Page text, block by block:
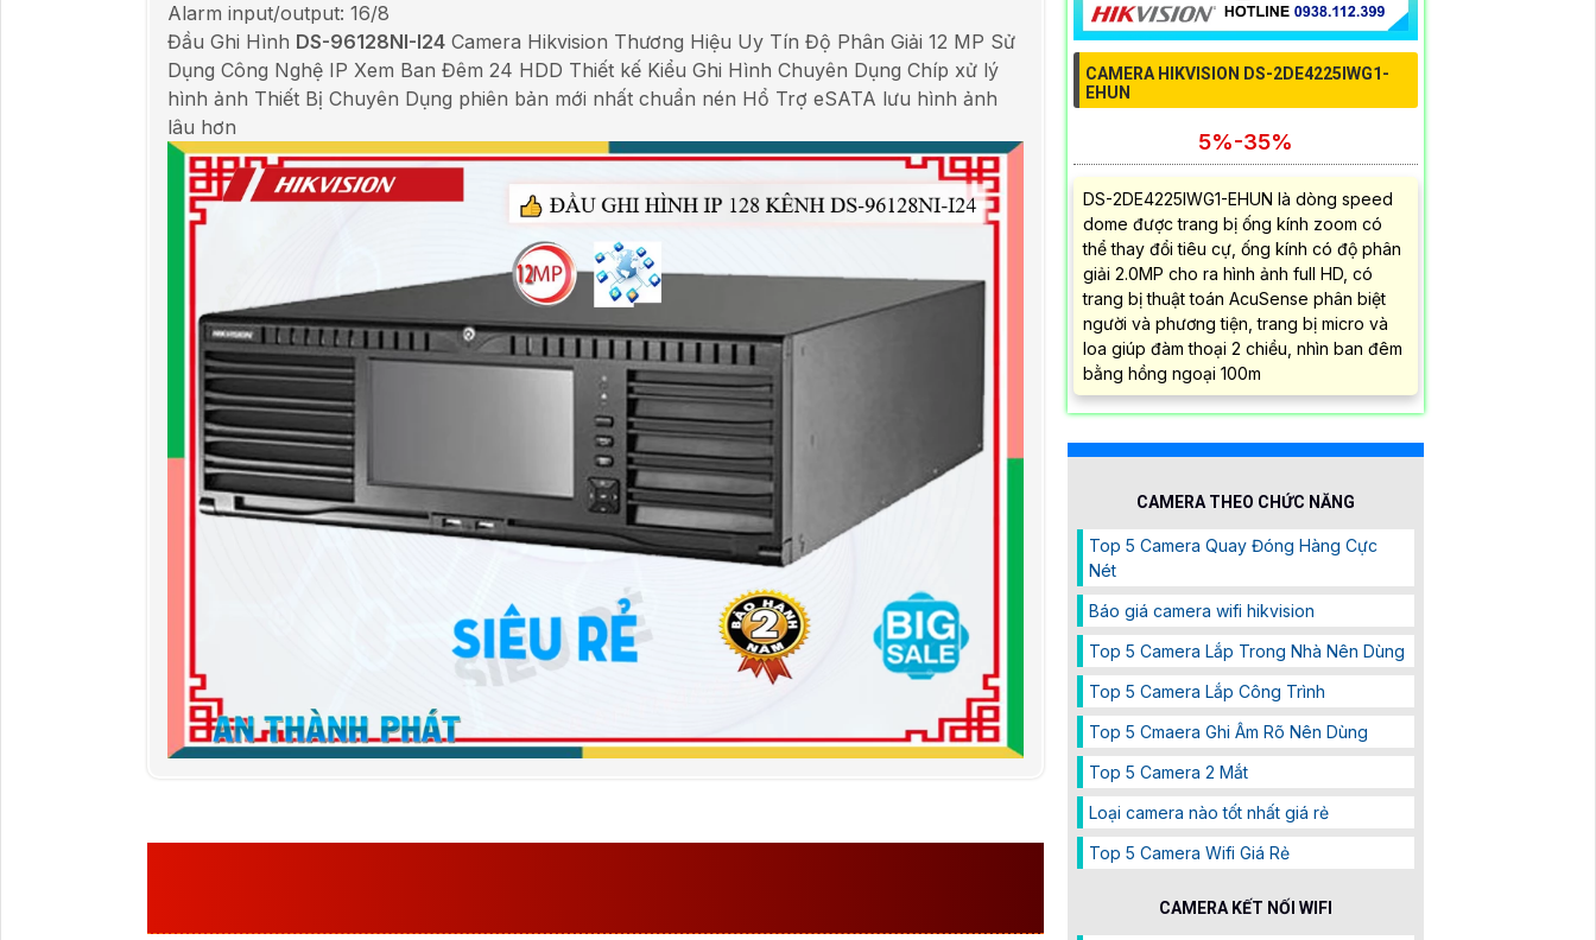
Alarm input/output: 16/8
Đầu Ghi Hình DS-96128NI-I24 Camera Hikvision Thương Hiệu Uy Tín Độ Phân Giải 12 MP Sử
Dụng Công Nghệ IP Xem Ban Đêm 24 HDD Thiết kế Kiểu Ghi Hình Chuyên Dụng Chíp xử lý
hình ảnh Thiết Bị Chuyên Dụng phiên bản mới nhất chuẩn nén Hổ Trợ eSATA lưu hình ảnh
lâu hơn
CAMERA HIKVISION DS-2DE4225IWG1-
EHUN
5%-35%
DS-2DE4225IWG1-EHUN là dòng speed
dome được trang bị ống kính zoom có
thể thay đổi tiêu cự, ống kính có độ phân
giải 2.0MP cho ra hình ảnh full HD, có
trang bị thuật toán AcuSense phân biệt
người và phương tiện, trang bị micro và
loa giúp đàm thoại 2 chiều, nhìn ban đêm
bằng hồng ngoại 100m
CAMERA THEO CHỨC NĂNG
Top 5 Camera Quay Đóng Hàng Cực
Nét
Báo giá camera wifi hikvision
Top 5 Camera Lắp Trong Nhà Nên Dùng
Top 5 Camera Lắp Công Trình
Top 5 Cmaera Ghi Âm Rõ Nên Dùng
Top 5 Camera 2 Mắt
Loại camera nào tốt nhất giá rẻ
Top 5 Camera Wifi Giá Rẻ
CAMERA KẾT NỐI WIFI